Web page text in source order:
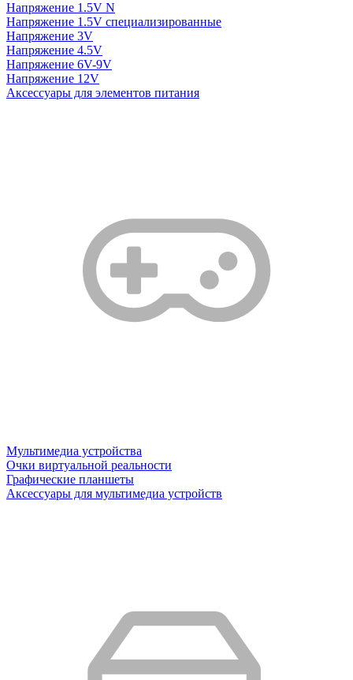
Напряжение 1.5V N
Напряжение 1.5V специализированные
Напряжение 3V
Напряжение 4.5V
Напряжение 6V-9V
Напряжение 12V
Аксессуары для элементов питания
Мультимедиа устройства
Очки виртуальной реальности
Графические планшеты
Аксессуары для мультимедиа устройств